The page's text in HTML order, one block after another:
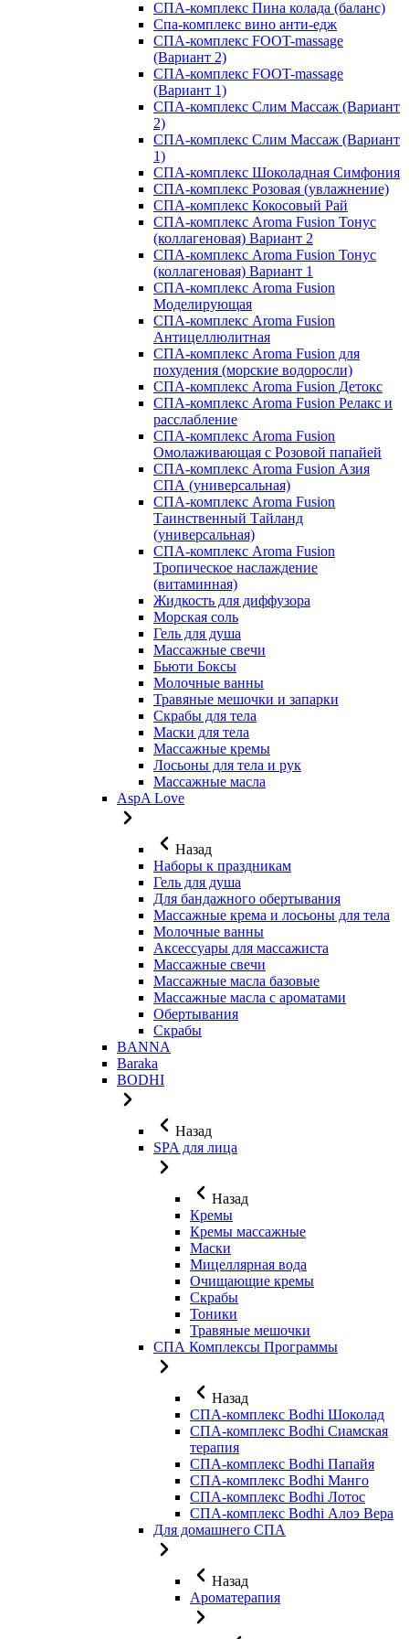
СПА-комплекс Пина колада (баланс)
Cпа-комплекс вино анти-едж
СПА-комплекс FOOT-massage
(Вариант 2)
СПА-комплекс FOOT-massage
(Вариант 1)
СПА-комплекс Слим Массаж (Вариант
2)
СПА-комплекс Слим Массаж (Вариант
1)
СПА-комплекс Шоколадная Симфония
СПА-комплекс Розовая (увлажнение)
СПА-комплекс Кокосовый Рай
СПА-комплекс Aroma Fusion Тонус
(коллагеновая) Вариант 2
СПА-комплекс Aroma Fusion Тонус
(коллагеновая) Вариант 1
СПА-комплекс Aroma Fusion
Моделирующая
СПА-комплекс Aroma Fusion
Антицеллюлитная
СПА-комплекс Aroma Fusion для
похудения (морские водоросли)
СПА-комплекс Aroma Fusion Детокс
СПА-комплекс Aroma Fusion Релакс и
расслабление
СПА-комплекс Aroma Fusion
Омолаживающая с Розовой папайей
СПА-комплекс Aroma Fusion Азия
СПА (универсальная)
СПА-комплекс Aroma Fusion
Таинственный Тайланд
(универсальная)
СПА-комплекс Aroma Fusion
Тропическое наслаждение
(витаминная)
Жидкость для диффузора
Морская соль
Гель для душа
Массажные свечи
Бьюти Боксы
Молочные ванны
Травяные мешочки и запарки
Скрабы для тела
Маски для тела
Массажные кремы
Лосьоны для тела и рук
Массажные масла
AspA Love
Назад
Наборы к праздникам
Гель для душа
Для бандажного обертывания
Массажные крема и лосьоны для тела
Молочные ванны
Аксессуары для массажиста
Массажные свечи
Массажные масла базовые
Массажные масла с ароматами
Обертывания
Скрабы
BANNA
Baraka
BODHI
Назад
SPA для лица
Назад
Кремы
Кремы массажные
Маски
Мицеллярная вода
Очищающие кремы
Скрабы
Тоники
Травяные мешочки
СПА Комплексы Программы
Назад
СПА-комплекс Bodhi Шоколад
СПА-комплекс Bodhi Сиамская
терапия
СПА-комплекс Bodhi Папайя
СПА-комплекс Bodhi Манго
СПА-комплекс Bodhi Лотос
СПА-комплекс Bodhi Алоэ Вера
Для домашнего СПА
Назад
Ароматерапия